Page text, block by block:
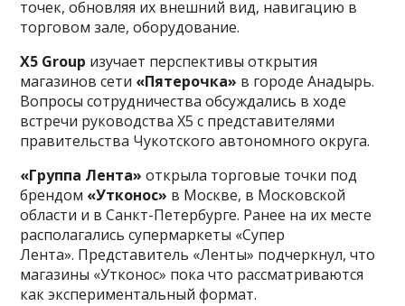
точек, обновляя их внешний вид, навигацию в
торговом зале, оборудование.
X5 Group изучает перспективы открытия
магазинов сети «Пятерочка» в городе Анадырь.
Вопросы сотрудничества обсуждались в ходе
встречи руководства X5 с представителями
правительства Чукотского автономного округа.
«Группа Лента» открыла торговые точки под
брендом «Утконос» в Москве, в Московской
области и в Санкт-Петербурге. Ранее на их месте
располагались супермаркеты «Супер
Лента». Представитель «Ленты» подчеркнул, что
магазины «Утконос» пока что рассматриваются
как экспериментальный формат.